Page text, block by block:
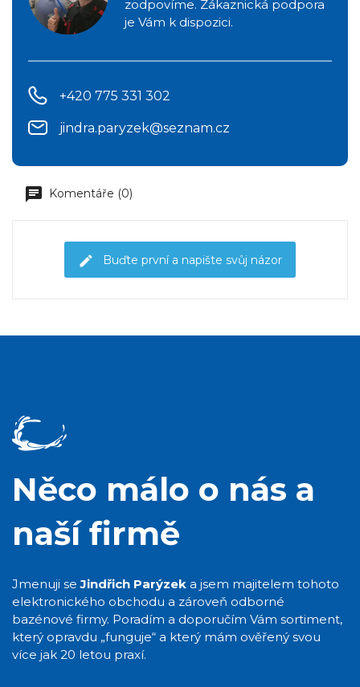
zodpovíme. Zákaznická podpora
je Vám k dispozici.
+420 775 331 302
jindra.paryzek@seznam.cz
Komentáře (0)
Buďte první a napište svůj názor
Něco málo o nás a
naší firmě
Jmenuji seJindřich Parýzek a jsem majitelem tohoto
elektronického obchodu a zároveň odborné
bazénové firmy. Poradím a doporučím Vám sortiment,
který opravdu „funguje“ a který mám ověřený svou
více jak 20 letou praxí.